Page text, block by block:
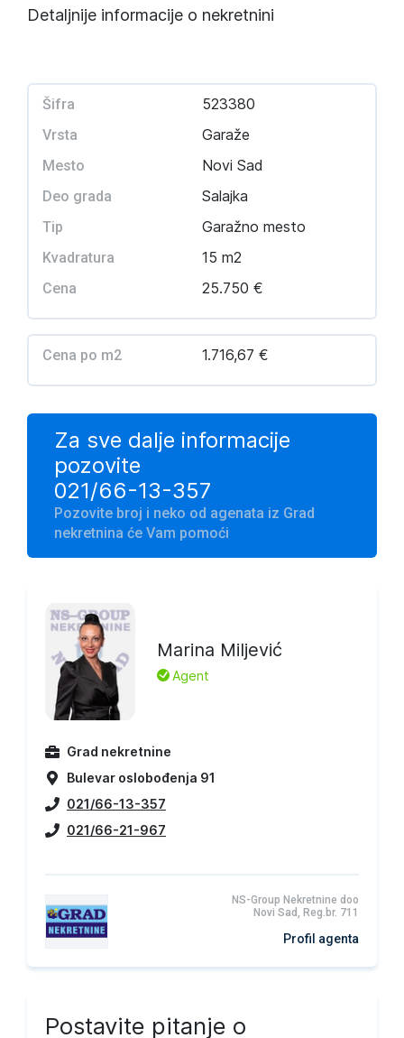
Detaljnije informacije o nekretnini
Šifra 523380
Vrsta Garaže
Mesto Novi Sad
Deo grada Salajka
Tip Garažno mesto
Kvadratura 15 m2
Cena 25.750 €
Cena po m2 1.716,67 €
Za sve dalje informacije
pozovite
021/66-13-357
Pozovite broj i neko od agenata iz Grad
nekretnina će Vam pomoći
Marina Miljević
L Agent
Grad nekretnine
Bulevar oslobođenja 91
021/66-13-357
021/66-21-967
NS-Group Nekretnine doo
Novi Sad, Reg.br. 711
Profil agenta
Postavite pitanje o